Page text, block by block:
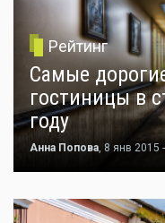
Рейтинг
Самые
гостиницы в
году
Анна Попова , 8 янв 2015